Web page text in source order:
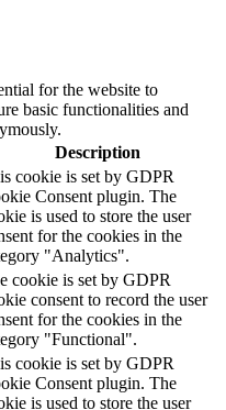
for the website to
basic functionalities and
Description
cookie is set by GDPR
Consent plugin. The
is used to store the user
for the cookies in the
"Analytics".
cookie is set by GDPR
consent to record the user
for the cookies in the
"Functional".
cookie is set by GDPR
Consent plugin. The
is used to store the user